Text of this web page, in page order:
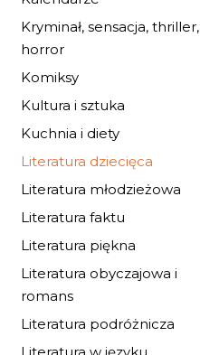
Kryminał, sensacja, thriller,
horror
Komiksy
Kultura i sztuka
Kuchnia i diety
Literatura dziecięca
Literatura młodzieżowa
Literatura faktu
Literatura piękna
Literatura obyczajowa i
romans
Literatura podróżnicza